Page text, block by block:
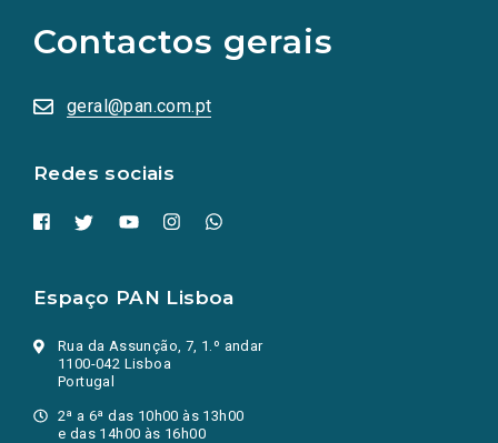
Contactos gerais
geral@pan.com.pt
Redes sociais
redes
sociais
numa
nova
Espaço PAN Lisboa
Rua da Assunção, 7, 1.º andar
1100-042 Lisboa
Portugal
2ª a 6ª das 10h00 às 13h00
e das 14h00 às 16h00